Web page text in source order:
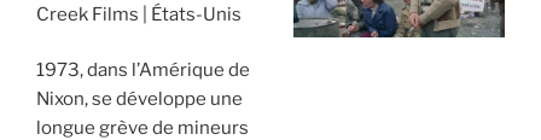
Creek Films
États-Unis
1973, dans l’Amérique de
Nixon, se développe une
longue grève de mineurs